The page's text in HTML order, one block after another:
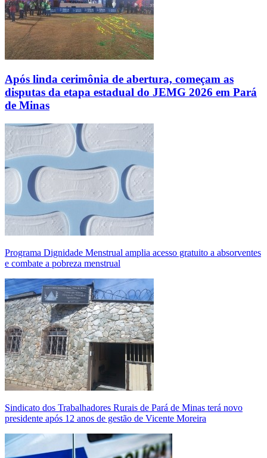
Após linda cerimônia de abertura, começam as
disputas da etapa estadual do JEMG 2026 em Pará
de Minas
Programa Dignidade Menstrual amplia acesso gratuito a absorventes
e combate a pobreza menstrual
Sindicato dos Trabalhadores Rurais de Pará de Minas terá novo
presidente após 12 anos de gestão de Vicente Moreira